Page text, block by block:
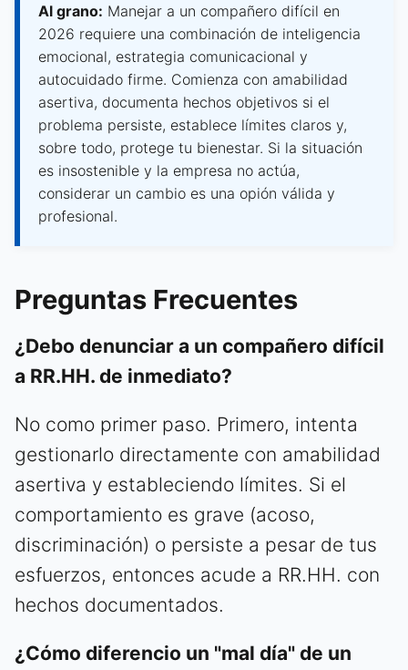
Al grano: Manejar a un compañero difícil en
2026 requiere una combinación de inteligencia
emocional, estrategia comunicacional y
autocuidado firme. Comienza con amabilidad
asertiva, documenta hechos objetivos si el
problema persiste, establece límites claros y,
sobre todo, protege tu bienestar. Si la situación
es insostenible y la empresa no actúa,
considerar un cambio es una opión válida y
profesional.
Preguntas Frecuentes
¿Debo denunciar a un compañero difícil
a RR.HH. de inmediato?
No como primer paso. Primero, intenta
gestionarlo directamente con amabilidad
asertiva y estableciendo límites. Si el
comportamiento es grave (acoso,
discriminación) o persiste a pesar de tus
esfuerzos, entonces acude a RR.HH. con
hechos documentados.
¿Cómo diferencio un "mal día" de un